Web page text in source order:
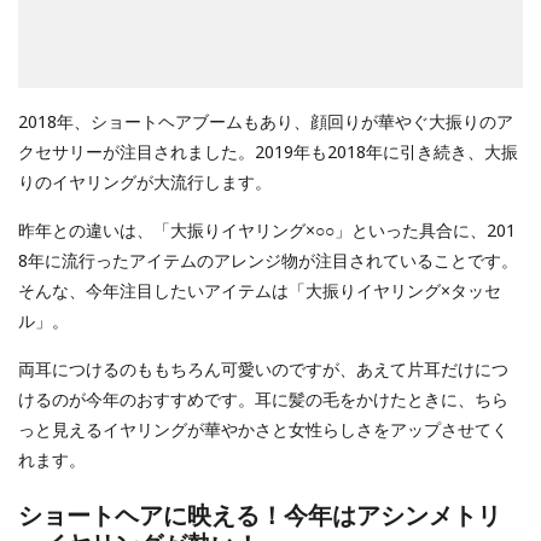
2018年、ショートヘアブームもあり、顔回りが華やぐ大振りのア
クセサリーが注目されました。2019年も2018年に引き続き、大振
りのイヤリングが大流行します。
昨年との違いは、「大振りイヤリング×○○」といった具合に、201
8年に流行ったアイテムのアレンジ物が注目されていることです。
そんな、今年注目したいアイテムは「大振りイヤリング×タッセ
ル」。
両耳につけるのももちろん可愛いのですが、あえて片耳だけにつ
けるのが今年のおすすめです。耳に髪の毛をかけたときに、ちら
っと見えるイヤリングが華やかさと女性らしさをアップさせてく
れます。
ショートヘアに映える！今年はアシンメトリ